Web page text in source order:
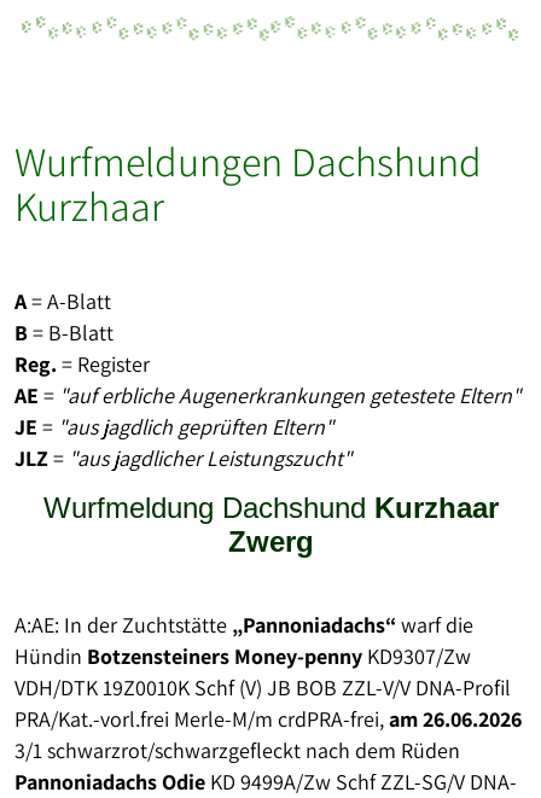
Wurfmeldungen Dachshund
Kurzhaar
A= A-Blatt
B= B-Blatt
Reg.= Register
AE = "auf erbliche Augenerkrankungen getestete Eltern"
JE = "aus jagdlich geprüften Eltern"
JLZ= "aus jagdlicher Leistungszucht"
Wurfmeldung Dachshund Kurzhaar
Zwerg
A:AE: In der Zuchtstätte „Pannoniadachs“ warf die
Hündin Botzensteiners Money-penny KD9307/Zw
VDH/DTK 19Z0010K Schf (V) JB BOB ZZL-V/V DNA-Profil
PRA/Kat.-vorl.frei Merle-M/m crdPRA-frei,am 26.06.2026
3/1 schwarzrot/schwarzgefleckt nach dem Rüden
Pannoniadachs Odie KD 9499A/Zw Schf ZZL-SG/V DNA-